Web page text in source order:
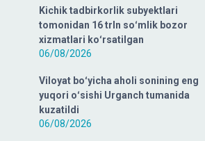
Kichik tadbirkorlik subyektlari
tomonidan 16 trln soʻmlik bozor
xizmatlari koʻrsatilgan
06/08/2026
Viloyat boʻyicha aholi sonining eng
yuqori oʻsishi Urganch tumanida
kuzatildi
06/08/2026